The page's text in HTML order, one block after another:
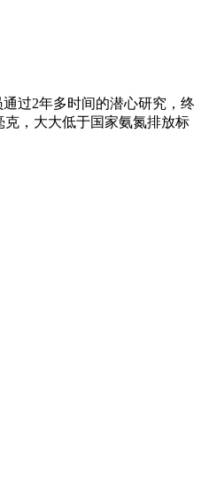
过2年多时间的潜心研究，终
，大大低于国家氨氮排放标